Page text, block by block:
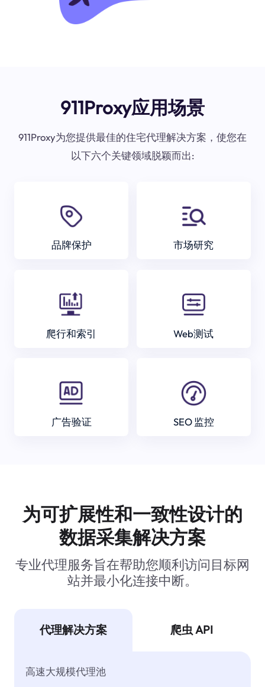
911Proxy应用场景
911Proxy为您提供最佳的住宅代理解决方案，使您在
以下六个关键领域脱颖而出:
品牌保护 市场研究
爬行和索引 Web测试
广告验证 SEO 监控
为可扩展性和一致性设计的
数据采集解决方案
专业代理服务旨在帮助您顺利访问目标网
站并最小化连接中断。
代理解决方案 爬虫 API
高速大规模代理池